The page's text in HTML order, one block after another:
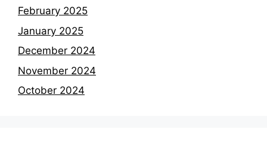
February 2025
January 2025
December 2024
November 2024
October 2024